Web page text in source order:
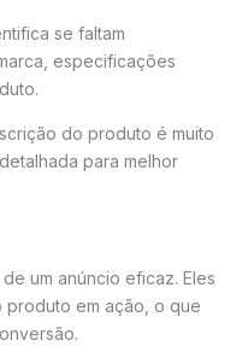
se faltam
especificações
do produto é muito
para melhor
um anúncio eficaz. Eles
produto em ação, o que